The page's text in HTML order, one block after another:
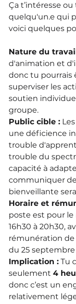
Ça t’intéresse
quelqu'un.e qui
voici quelques
Nature du
d'animation et
donc tu pourrais
superviser les
soutien
groupe.
Public cible :
une déficience
trouble
trouble du
capacité à
communiquer
bienveillante
Horaire et
poste est pour le
16h30 à 20h30,
rémunération de
du 25
Implication : Tu
seulement 4
donc c’est un
relativement